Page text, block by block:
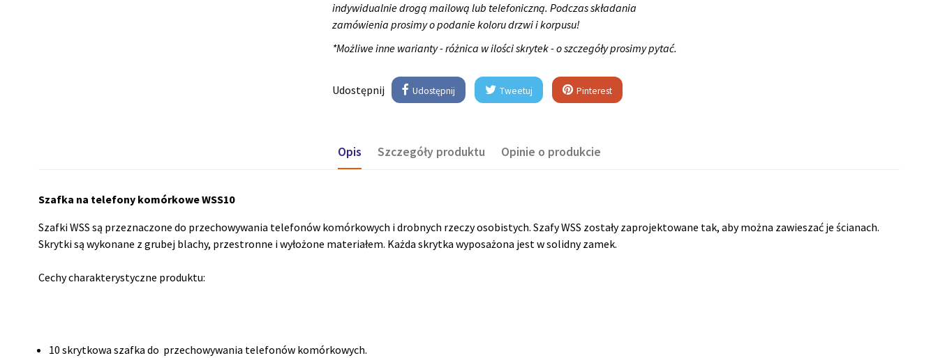
indywidualnie drogą mailową lub telefoniczną. Podczas składania
zamówienia prosimy o podanie koloru drzwi i korpusu!
*Możliwe inne warianty - różnica w ilości skrytek - o szczegóły prosimy pytać.
Udostępnij Udostępnij Tweetuj Pinterest
Opis Szczegóły produktu Opinie o produkcie
Szafka na telefony komórkowe WSS10
Szafki WSS są przeznaczone do przechowywania telefonów komórkowych i drobnych rzeczy osobistych. Szafy WSS zostały zaprojektowane tak, aby można zawieszać je ścianach.
Skrytki są wykonane z grubej blachy, przestronne i wyłożone materiałem. Każda skrytka wyposażona jest w solidny zamek.
Cechy charakterystyczne produktu:
10 skrytkowa szafka do przechowywania telefonów komórkowych.